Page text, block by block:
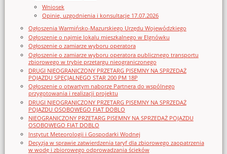
Wniosek
Opinie, uzgodnienia i konsultacje 17.07.2026
Ogłoszenia Warmińsko-Mazurskiego Urzędu Wojewódzkiego
Ogłoszenie o najmie lokalu mieszkalnego w Elgnówku
Ogłoszenie o zamiarze wyboru operatora
Ogłoszenie o zamiarze wyboru operatora publicznego transportu
zbiorowego w trybie przetargu nieograniczonego
DRUGI NIEOGRANICZONY PRZETARG PISEMNY NA SPRZEDAŻ
POJAZDU SPECJALNEGO STAR 200 PM 18P
Ogłoszenie o otwartym naborze Partnera do wspólnego
przygotowania i realizacji projektu
DRUGI NIEOGRANICZONY PRZETARG PISEMNY NA SPRZEDAŻ
POJAZDU OSOBOWEGO FIAT DOBLO
NIEOGRANICZONY PRZETARG PISEMNY NA SPRZEDAŻ POJAZDU
OSOBOWEGO FIAT DOBLO
Instytut Meteorologii i Gospodarki Wodnej
Decyzja w sprawie zatwierdzenia taryf dla zbiorowego zaopatrzenia
w wodę i zbiorowego odprowadzania ścieków